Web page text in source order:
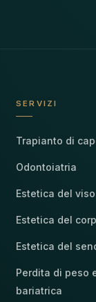
SERVIZI
Trapianto di
Odontoiatria
Estetica del viso
Estetica del
Estetica del
Perdita di peso
bariatrica